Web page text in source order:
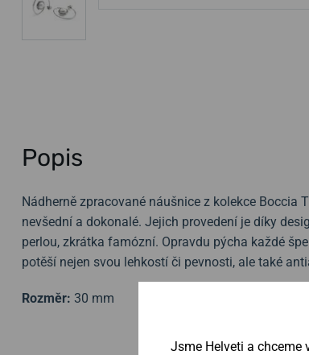
Popis
Nádherně zpracované náušnice z kolekce Boccia
nevšední a dokonalé. Jejich provedení je díky
perlou, zkrátka famózní. Opravdu pýcha každé
potěší nejen svou lehkostí či pevnosti, ale také
Rozměr: 30 mm
Jsme Helveti a chceme